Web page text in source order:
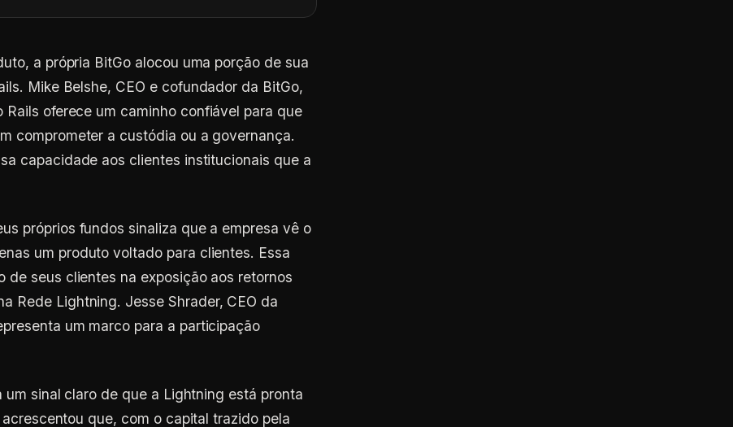
a própria BitGo alocou uma porção de sua
Mike Belshe, CEO e cofundador da BitGo,
oferece um caminho confiável para que
comprometer a custódia ou a governança.
capacidade aos clientes institucionais que a
próprios fundos sinaliza que a empresa vê o
um produto voltado para clientes. Essa
de seus clientes na exposição aos retornos
Rede Lightning. Jesse Shrader, CEO da
um marco para a participação
sinal claro de que a Lightning está pronta
que, com o capital trazido pela